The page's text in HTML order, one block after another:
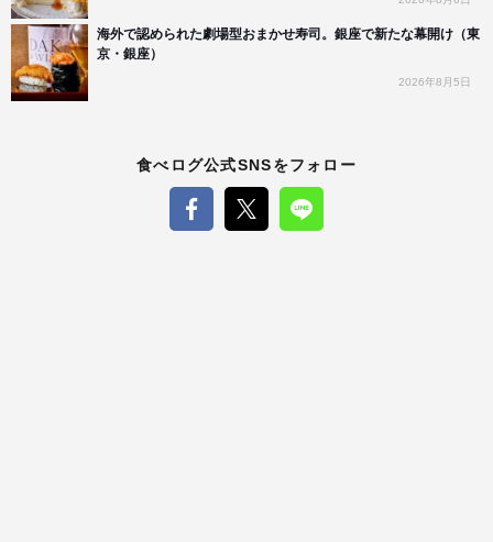
海外で認められた劇場型おまかせ寿司。銀座で新たな幕開け（東
京・銀座）
2026年8月5日
食べログ公式SNSをフォロー